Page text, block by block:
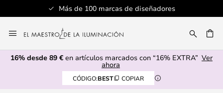
Más de 100 marcas de diseñadores
al
contenido
16% desde 89 € en artículos marcados con “16% EXTRA” Ver
ahora
CÓDIGO:BEST COPIAR